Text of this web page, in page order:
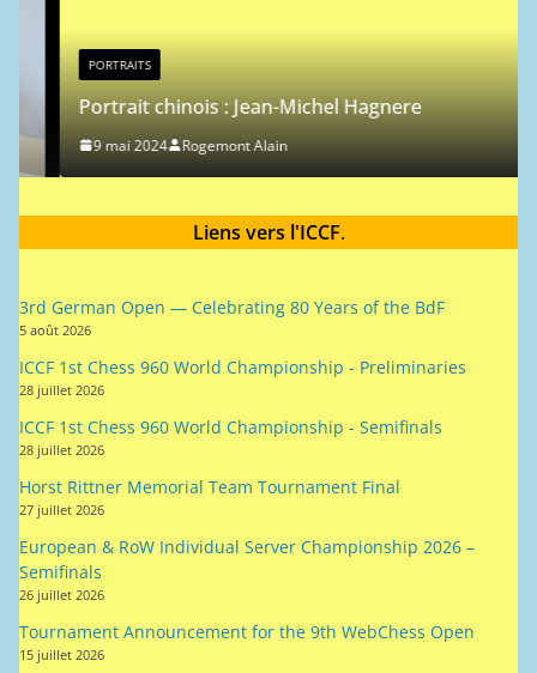
PORTRAITS
Portrait chinois : Jean-Michel Hagnere
9 mai 2024 Rogemont Alain
Liens vers l'ICCF.
3rd German Open — Celebrating 80 Years of the BdF
5 août 2026
ICCF 1st Chess 960 World Championship - Preliminaries
28 juillet 2026
ICCF 1st Chess 960 World Championship - Semifinals
28 juillet 2026
Horst Rittner Memorial Team Tournament Final
27 juillet 2026
European & RoW Individual Server Championship 2026 –
Semifinals
26 juillet 2026
Tournament Announcement for the 9th WebChess Open
15 juillet 2026